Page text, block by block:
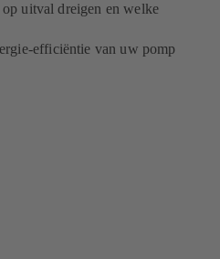
uitval dreigen en welke
efficiëntie van uw pomp